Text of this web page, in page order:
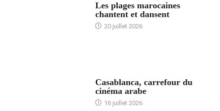
Les plages marocaines
chantent et dansent
20 juillet 2026
Casablanca, carrefour du
cinéma arabe
16 juillet 2026